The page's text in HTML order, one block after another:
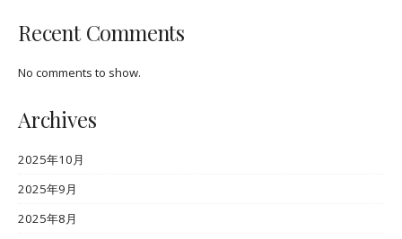
Recent Comments
No comments to show.
Archives
2025年10月
2025年9月
2025年8月